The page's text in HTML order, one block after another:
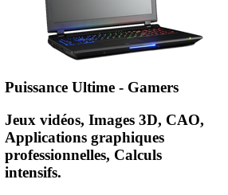
Puissance Ultime - Gamers
Jeux vidéos, Images 3D, CAO,
Applications graphiques
professionnelles, Calculs
intensifs.